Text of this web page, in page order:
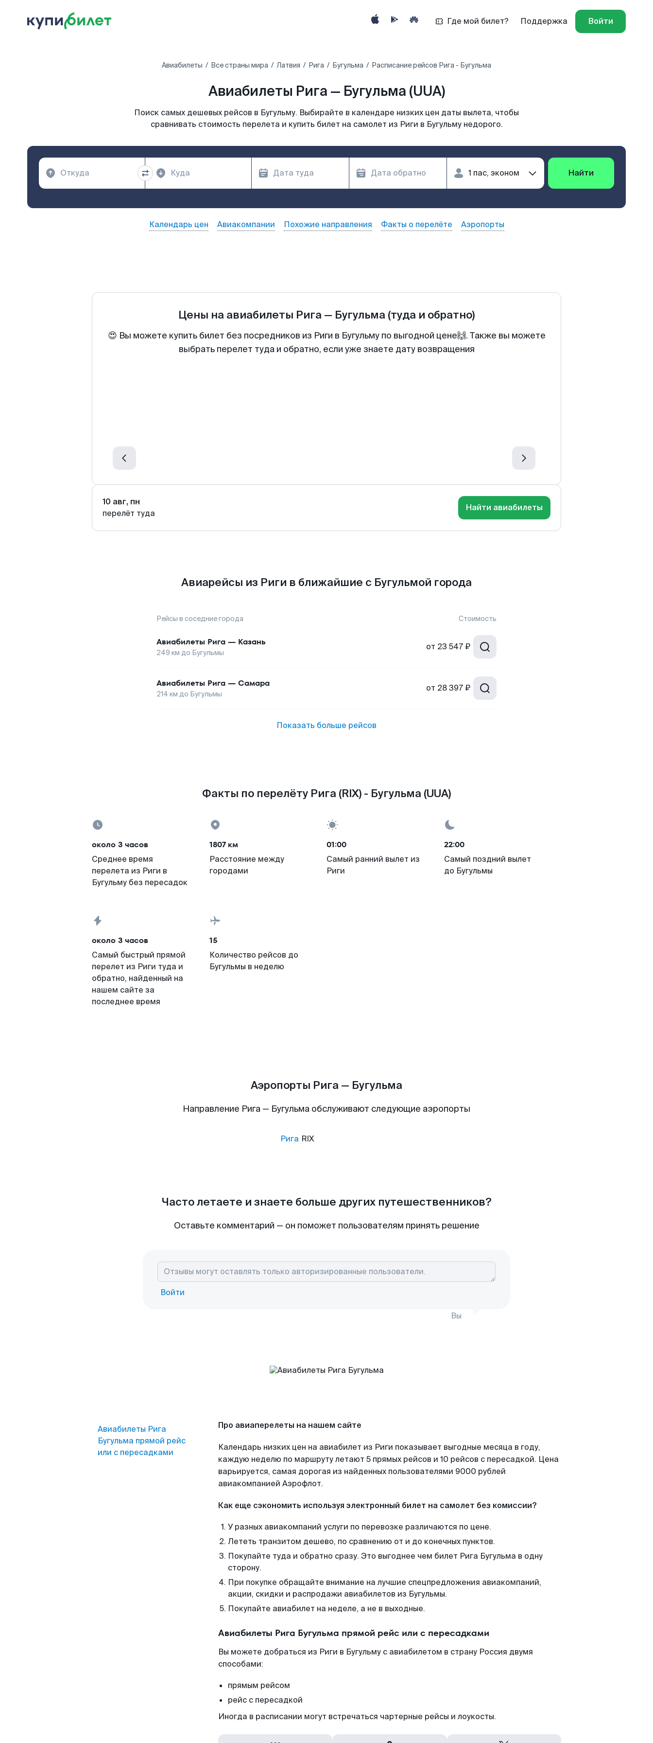
Где мой билет? Поддержка Войти
Авиабилеты Все страны мира Латвия Рига Бугульма Расписание рейсов Рига - Бугульма
Авиабилеты Рига — Бугульма (UUA)
Поиск самых дешевых рейсов в Бугульму. Выбирайте в календаре низких цен даты вылета, чтобы
сравнивать стоимость перелета и купить билет на самолет из Риги в Бугульму недорого.
Найти
Календарь цен Авиакомпании Похожие направления Факты о перелёте Аэропорты
Цены на авиабилеты Рига — Бугульма (туда и обратно)
😍 Вы можете купить билет без посредников из Риги в Бугульму по выгодной цене🙌. Также вы можете
выбрать перелет туда и обратно, если уже знаете дату возвращения
10 авг, пн
перелёт туда
Найти авиабилеты
Авиарейсы из Риги в ближайшие с Бугульмой города
Рейсы в соседние города Стоимость
Авиабилеты Рига — Казань
249 км до Бугульмы
от 23 547 ₽
Авиабилеты Рига — Самара
214 км до Бугульмы
от 28 397 ₽
Показать больше рейсов
Факты по перелёту Рига (RIX) - Бугульма (UUA)
около 3 часов
Среднее время
перелета из Риги в
Бугульму без пересадок
1807 км
Расстояние между
городами
01:00
Самый ранний вылет из
Риги
22:00
Самый поздний вылет
до Бугульмы
около 3 часов
Самый быстрый прямой
перелет из Риги туда и
обратно, найденный на
нашем сайте за
последнее время
15
Количество рейсов до
Бугульмы в неделю
Аэропорты Рига — Бугульма
Направление Рига — Бугульма обслуживают следующие аэропорты
Рига RIX
Часто летаете и знаете больше других путешественников?
Оставьте комментарий — он поможет пользователям принять решение
Войти
Вы
Авиабилеты Рига
Бугульма прямой рейс
или с пересадками
Про авиаперелеты на нашем сайте
Календарь низких цен на авиабилет из Риги показывает выгодные месяца в году,
каждую неделю по маршруту летают 5 прямых рейсов и 10 рейсов с пересадкой. Цена
варьируется, самая дорогая из найденных пользователями 9000 рублей
авиакомпанией Аэрофлот.
Как еще сэкономить используя электронный билет на самолет без комиссии?
У разных авиакомпаний услуги по перевозке различаются по цене.
Лететь транзитом дешево, по сравнению от и до конечных пунктов.
Покупайте туда и обратно сразу. Это выгоднее чем билет Рига Бугульма в одну
сторону.
При покупке обращайте внимание на лучшие спецпредложения авиакомпаний,
акции, скидки и распродажи авиабилетов из Бугульмы.
Покупайте авиабилет на неделе, а не в выходные.
Авиабилеты Рига Бугульма прямой рейс или с пересадками
Вы можете добраться из Риги в Бугульму с авиабилетом в страну Россия двумя
способами:
прямым рейсом
рейс с пересадкой
Иногда в расписании могут встречаться чартерные рейсы и лоукосты.